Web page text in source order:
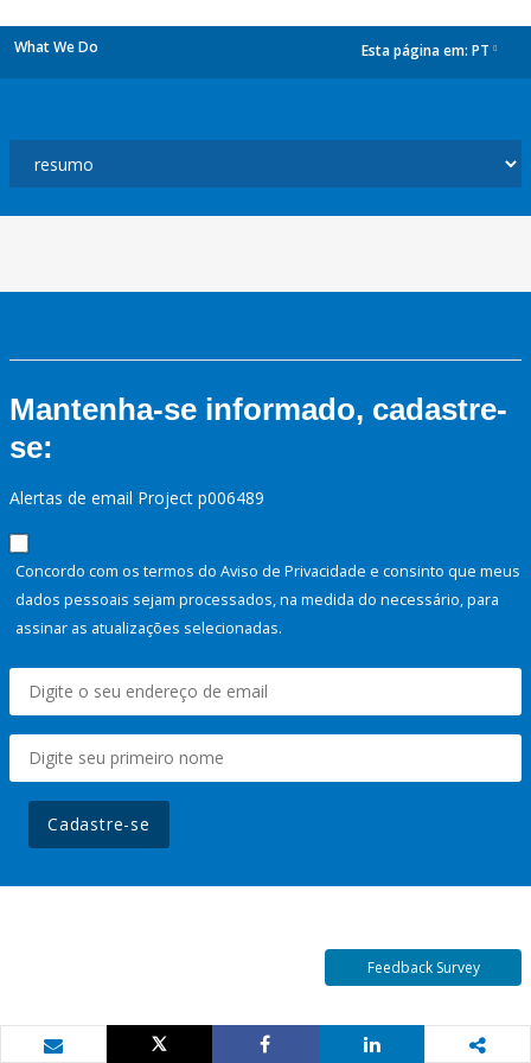
What We Do Esta página em: PT
Mantenha-se informado, cadastre-
se:
Alertas de email Project p006489
Concordo com os termos do Aviso de Privacidade e consinto que meus
dados pessoais sejam processados, na medida do necessário, para
assinar as atualizações selecionadas.
Cadastre-se
Feedback Survey